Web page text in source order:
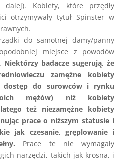
Kobiety, które przędły
otrzymywały tytuł Spinster w
do samotnej damy/panny
miejsce z powodów
Niektórzy badacze sugerują, że
zamężne kobiety
dostęp do surowców i rynku
mężów) niż kobiety
też niezamężne kobiety
prace o niższym statusie i
jak czesanie, gręplowanie i
Prace te nie wymagały
narzędzi, takich jak krosna, i